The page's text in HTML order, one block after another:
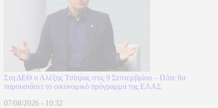
Στη ΔΕΘ ο Αλέξης Τσίπρας στις 9 Σεπτεμβρίου – Πότε θα
παρουσιάσει το οικονομικό πρόγραμμα της ΕΛΑΣ
07/08/2026 - 10:32